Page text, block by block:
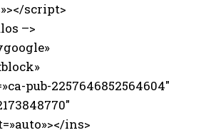
script>
–>
pub-2257646852564604″
ins>